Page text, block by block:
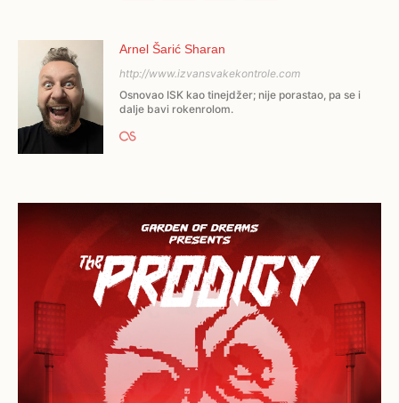
Arnel Šarić Sharan
http://www.izvansvakekontrole.com
Osnovao ISK kao tinejdžer; nije porastao, pa se i
dalje bavi rokenrolom.